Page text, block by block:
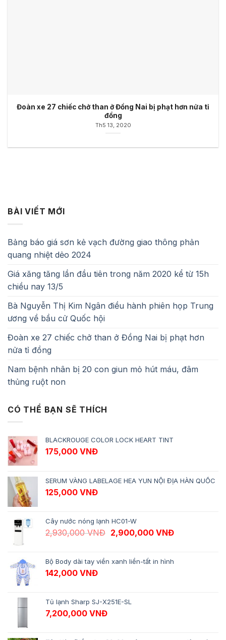
Đoàn xe 27 chiếc chở than ở Đồng Nai bị phạt hơn nửa tỉ
đồng
Th5 13, 2020
BÀI VIẾT MỚI
Bảng báo giá sơn kẻ vạch đường giao thông phản
quang nhiệt dẻo 2024
Giá xăng tăng lần đầu tiên trong năm 2020 kể từ 15h
chiều nay 13/5
Bà Nguyễn Thị Kim Ngân điều hành phiên họp Trung
ương về bầu cử Quốc hội
Đoàn xe 27 chiếc chở than ở Đồng Nai bị phạt hơn
nửa tỉ đồng
Nam bệnh nhân bị 20 con giun mỏ hút máu, đâm
thủng ruột non
CÓ THỂ BẠN SẼ THÍCH
BLACKROUGE COLOR LOCK HEART TINT
175,000 VNĐ
SERUM VÀNG LABELAGE HEA YUN NỘI ĐỊA HÀN QUỐC
125,000 VNĐ
Cây nước nóng lạnh HC01-W
2,930,000VNĐ Giá gốc là: 2,930,000 VNĐ.
2,900,000 VNĐGiá hiện tại
Bộ Body dài tay viền xanh liền-tất in hình
142,000 VNĐ
Tủ lạnh Sharp SJ-X251E-SL
7,200,000 VNĐ